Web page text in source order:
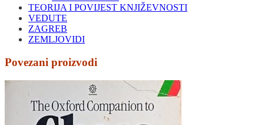
TEORIJA I POVIJEST KNJIŽEVNOSTI
VEDUTE
ZAGREB
ZEMLJOVIDI
Povezani proizvodi